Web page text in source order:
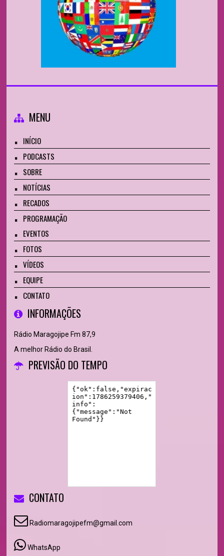
MENU
INÍCIO
PODCASTS
SOBRE
NOTÍCIAS
RECADOS
PROGRAMAÇÃO
EVENTOS
FOTOS
VÍDEOS
EQUIPE
CONTATO
INFORMAÇÕES
Rádio Maragojipe Fm 87,9
A melhor Rádio do Brasil.
PREVISÃO DO TEMPO
CONTATO
Radiomaragojipefm@gmail.com
WhatsApp